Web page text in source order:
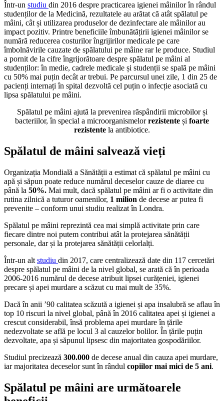
Într-un studiu din 2016 despre practicarea igienei mâinilor în rândul
studenților de la Medicină, rezultatele au arătat că atât spălatul pe
mâini, cât și utilizarea produselor de dezinfectare ale mâinilor au
impact pozitiv. Printre beneficiile îmbunătățirii igienei mâinilor se
numără reducerea costurilor îngrijirilor medicale pe care
îmbolnăvirile cauzate de spălatului pe mâine rar le produce. Studiul
a pornit de la cifre îngrijorătoare despre spălatul pe mâini al
studenților: în medie, cadrele medicale și studenții se spală pe mâini
cu 50% mai puțin decât ar trebui. Pe parcursul unei zile, 1 din 25 de
pacienți internați în spital dezvoltă cel puțin o infecție asociată cu
lipsa spălatului pe mâini.
Spălatul pe mâini ajută la prevenirea răspândirii microbilor și
bacteriilor, în special a microorganismelorrezistente și foarte
rezistente la antibiotice.
Spălatul de mâini salvează vieți
Organizația Mondială a Sănătății a estimat că spălatul pe mâini cu
apă și săpun poate reduce numărul deceselor cauze de diaree cu
până la 50%. Mai mult, dacă spălatul pe mâini ar fi o activitate din
rutina zilnică a tuturor oamenilor, 1 milion de decese ar putea fi
prevenite – conform unui studiu realizat în Londra.
Spălatul pe mâini reprezintă cea mai simplă activitate prin care
fiecare dintre noi putem contribui atât la protejarea sănătății
personale, dar și la protejarea sănătății celorlalți.
Într-un alt studiu din 2017, care centralizează date din 117 cercetări
despre spălatul pe mâini de la nivel global, se arată că în perioada
2006-2016 numărul de decese atribuit lipsei curățeniei, igienei
precare și apei murdare a scăzut cu mai mult de 35%.
Dacă în anii ’90 calitatea scăzută a igienei și apa insalubră se aflau în
top 10 riscuri la nivel global, până în 2016 calitatea apei și igienei a
crescut considerabil, însă problema apei murdare în țările
nedezvoltate se află pe locul 3 al cauzelor bolilor. În țările puțin
dezvoltate, apa și săpunul lipsesc din majoritatea gospodăriilor.
Studiul precizează 300.000 de decese anual din cauza apei murdare,
iar majoritatea deceselor sunt în rândul copiilor mai mici de 5 ani.
Spălatul pe mâini are următoarele